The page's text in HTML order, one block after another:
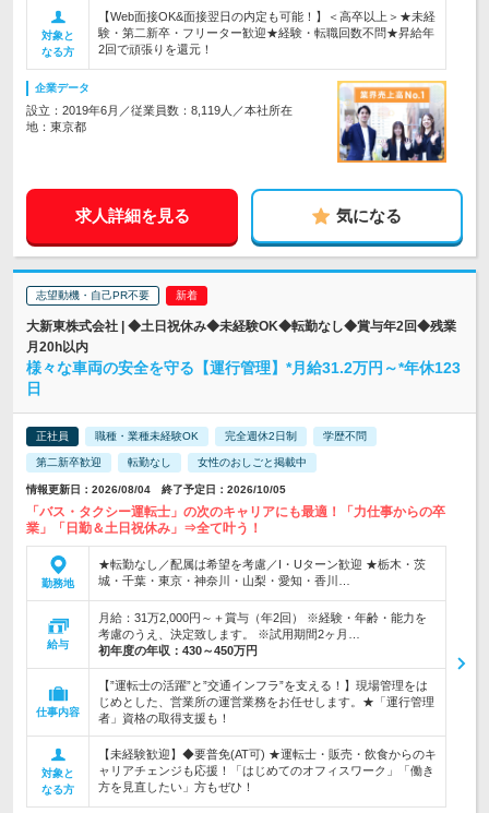
対象と
なる方
【Web面接OK&面接翌日の内定も可能！】＜高卒以上＞★未経
験・第二新卒・フリーター歓迎★経験・転職回数不問★昇給年
2回で頑張りを還元！
企業データ
設立：2019年6月／従業員数：8,119人／本社所在
地：東京都
求人詳細を見る 気になる
志望動機・自己PR不要
大新東株式会社 | ◆土日祝休み◆未経験OK◆転勤なし◆賞与年2回◆残業
月20h以内
様々な車両の安全を守る【運行管理】*月給31.2万円～*年休123
日
正社員 職種・業種未経験OK 完全週休2日制 学歴不問
第二新卒歓迎 転勤なし 女性のおしごと掲載中
情報更新日：2026/08/04 終了予定日：2026/10/05
「バス・タクシー運転士」の次のキャリアにも最適！「力仕事からの卒
業」「日勤＆土日祝休み」⇒全て叶う！
勤務地
★転勤なし／配属は希望を考慮／I・Uターン歓迎 ★栃木・茨
城・千葉・東京・神奈川・山梨・愛知・香川…
給与
月給：31万2,000円～＋賞与（年2回） ※経験・年齢・能力を
考慮のうえ、決定致します。 ※試用期間2ヶ月…
初年度の年収： 430～450万円
仕事内容
【”運転士の活躍”と”交通インフラ”を支える！】現場管理をは
じめとした、営業所の運営業務をお任せします。★「運行管理
者」資格の取得支援も！
対象と
なる方
【未経験歓迎】◆要普免(AT可) ★運転士・販売・飲食からのキ
ャリアチェンジも応援！「はじめてのオフィスワーク」「働き
方を見直したい」方もぜひ！